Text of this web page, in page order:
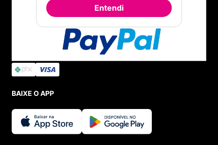
BAIXE O APP
Entendi